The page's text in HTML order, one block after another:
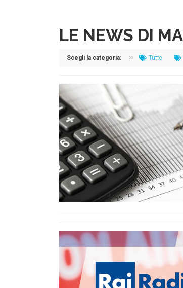
LE NEWS DI
Scegli la categoria: Tutte